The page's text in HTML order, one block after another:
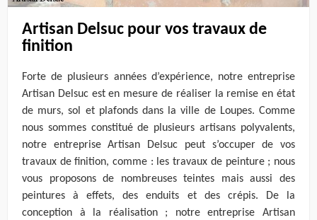
Artisan Delsuc pour vos travaux de
finition
Forte de plusieurs années d’expérience, notre entreprise
Artisan Delsuc est en mesure de réaliser la remise en état
de murs, sol et plafonds dans la ville de Loupes. Comme
nous sommes constitué de plusieurs artisans polyvalents,
notre entreprise Artisan Delsuc peut s’occuper de vos
travaux de finition, comme : les travaux de peinture ; nous
vous proposons de nombreuses teintes mais aussi des
peintures à effets, des enduits et des crépis. De la
conception à la réalisation ; notre entreprise Artisan